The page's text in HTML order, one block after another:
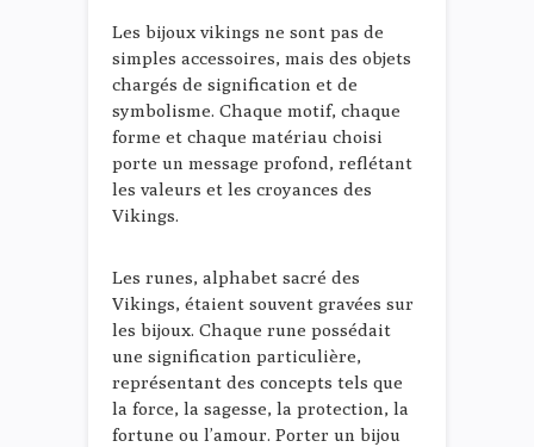
Les bijoux vikings ne sont pas de
simples accessoires, mais des objets
chargés de signification et de
symbolisme. Chaque motif, chaque
forme et chaque matériau choisi
porte un message profond, reflétant
les valeurs et les croyances des
Vikings.
Les runes, alphabet sacré des
Vikings, étaient souvent gravées sur
les bijoux. Chaque rune possédait
une signification particulière,
représentant des concepts tels que
la force, la sagesse, la protection, la
fortune ou l’amour. Porter un bijou